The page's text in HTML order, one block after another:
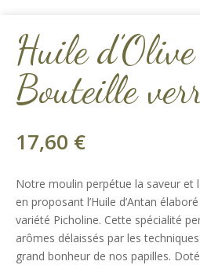
Huile
Bouteille
17,60 €
Notre moulin perpétue la saveur et
en proposant l’Huile d’Antan
variété Picholine. Cette spécialité
arômes délaissés par les
grand bonheur de nos papilles.